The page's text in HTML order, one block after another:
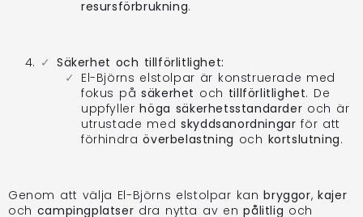
resursförbrukning.
Säkerhet och tillförlitlighet:
El-Björns elstolpar är konstruerade med
fokus påsäkerhet och tillförlitlighet. De
uppfyllerhöga säkerhetsstandarder och är
utrustade medskyddsanordningar för att
förhindraöverbelastning och kortslutning.
Genom att välja El-Björns elstolpar kanbryggor,kajer
och campingplatser dra nytta av enpålitlig och